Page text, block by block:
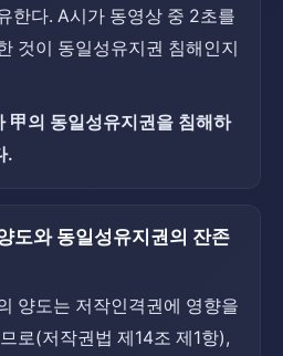
한다. A시가 동영상 중 2초를
것이 동일성유지권 침해인지
甲의 동일성유지권을 침해하
.
도와 동일성유지권의 잔존
양도는 저작인격권에 영향을
로(저작권법 제14조 제1항),